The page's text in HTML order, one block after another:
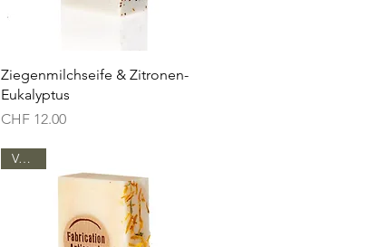
Schnellansicht
Ziegenmilchseife & Zitronen-
Eukalyptus
Preis
CHF 12.00
Vegan